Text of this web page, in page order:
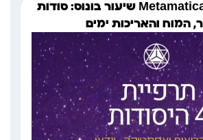
Metamatica Aesthetics שיעור בונוס: סודות
המוח והאריכות ימים